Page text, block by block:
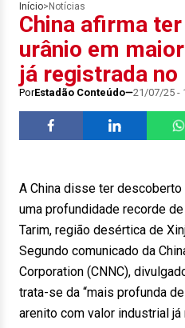
Início> Notícias
China afirma
urânio em
já registrada no
PorEstadão Conteúdo 21/07/25 -
A China disse ter descoberto
uma profundidade recorde
Tarim, região desértica de
Segundo comunicado da
Corporation (CNNC),
trata-se da “mais profunda
arenito com valor industrial já